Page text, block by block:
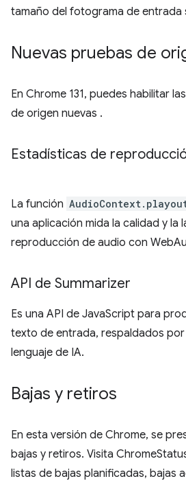
tamaño del fotograma de entrada
Nuevas pruebas de
En Chrome 131, puedes habilitar
de origen nuevas .
Estadísticas de
La función
una aplicación mida la calidad y la
reproducción de audio con
API de Summarizer
Es una API de JavaScript para
texto de entrada, respaldados
lenguaje de IA.
Bajas y retiros
En esta versión de Chrome, se
bajas y retiros. Visita
listas de bajas planificadas, bajas